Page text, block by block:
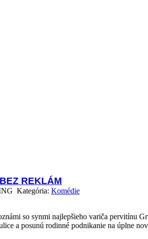
REKLÁM
Kategória: Komédie
so synmi najlepšieho variča pervitínu
a posunú rodinné podnikanie na úplne